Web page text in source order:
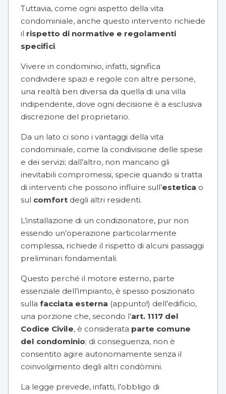
Tuttavia, come ogni aspetto della vita
condominiale, anche questo intervento richiede
il rispetto di normative e regolamenti
specifici.
Vivere in condominio, infatti, significa
condividere spazi e regole con altre persone,
una realtà ben diversa da quella di una villa
indipendente, dove ogni decisione è a esclusiva
discrezione del proprietario.
Da un lato ci sono i vantaggi della vita
condominiale, come la condivisione delle spese
e dei servizi; dall’altro, non mancano gli
inevitabili compromessi, specie quando si tratta
di interventi che possono influire sull’estetica o
sul comfort degli altri residenti.
L’installazione di un condizionatore, pur non
essendo un’operazione particolarmente
complessa, richiede il rispetto di alcuni passaggi
preliminari fondamentali.
Questo perché il motore esterno, parte
essenziale dell’impianto, è spesso posizionato
sulla facciata esterna (appunto!) dell’edificio,
una porzione che, secondo l’art. 1117 del
Codice Civile, è considerata parte comune
del condominio; di conseguenza, non è
consentito agire autonomamente senza il
coinvolgimento degli altri condòmini.
La legge prevede, infatti, l’obbligo di